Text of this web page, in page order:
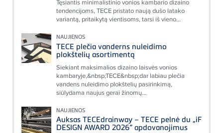
Tęsiantis minimalistinio vonios kambario dizaino
tendencijoms, TECE pristato naują dušo latako
variantą, pritaikytą vientisoms, tarsi iš vieno...
NAUJIENOS
TECE plečia vanderns nuleidimo
plokštelių asortimentą
Siekiant maksimalios dizaino laisvės vonios
kambaryje,&nbsp;TECE&nbsp;dar labiau plečia
vandens nuleidimo plokštelių pasirinkimą,
siūlydama naujus gerai žinomų...
NAUJIENOS
Auksas TECEdrainway – TECE pelnė du „iF
DESIGN AWARD 2026“ apdovanojimus